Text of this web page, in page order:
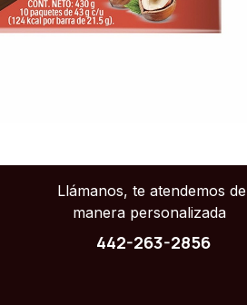
Llámanos, te atendemos de
manera personalizada
442-263-2856